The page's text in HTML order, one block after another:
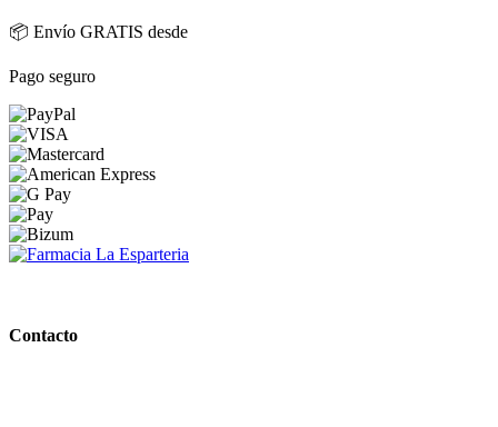
📦 Envío GRATIS desde
Pago seguro
Contacto